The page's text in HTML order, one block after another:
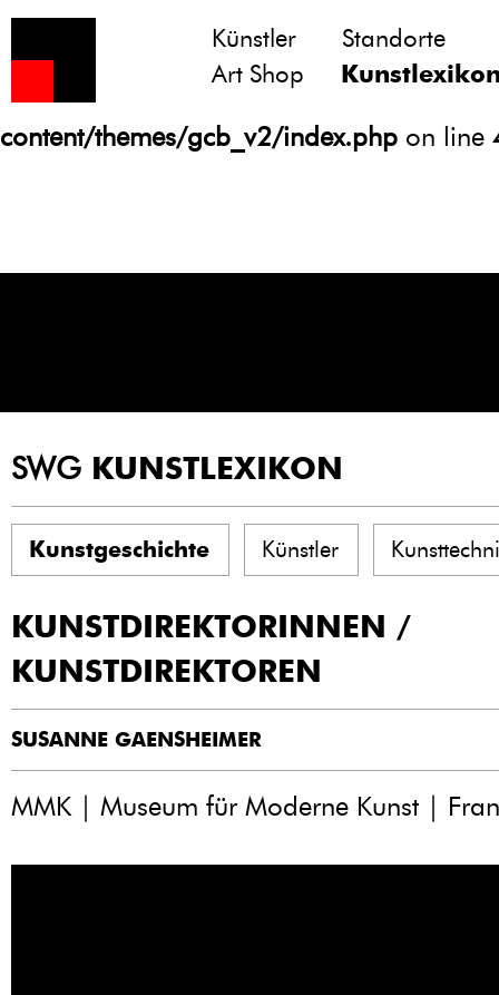
Notice
: Undefined variable: atts in
/homepages/21/d13550920/htdocs/
content/themes/gcb_v2/index.php on line
Künstler
Standorte
Art Shop
SWG KUNSTLEXIKON
Kunstgeschichte Künstler
KUNSTDIREKTORINNEN /
KUNSTDIREKTOREN
SUSANNE GAENSHEIMER
MMK | Museum für Moderne Kunst |